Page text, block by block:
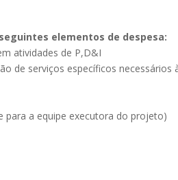
elementos de despesa:
atividades de P,D&I
de serviços específicos necessários
para a equipe executora do projeto)